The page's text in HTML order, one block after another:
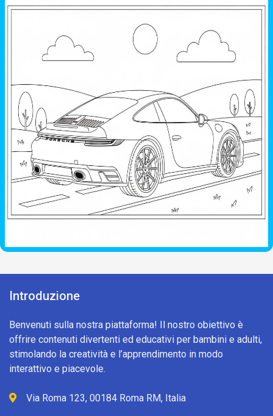
Introduzione
Benvenuti sulla nostra piattaforma! Il nostro obiettivo è
offrire contenuti divertenti ed educativi per bambini e adulti,
stimolando la creatività e l’apprendimento in modo
interattivo e piacevole.
Via Roma 123, 00184 Roma RM, Italia